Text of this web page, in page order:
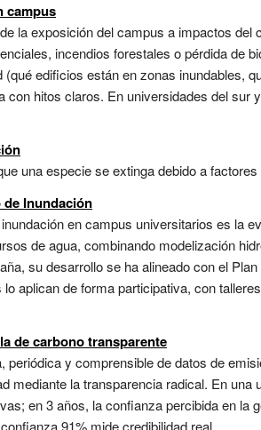
campus
la exposición del campus a impactos
incendios forestales o pérdida de
(qué edificios están en zonas inundables,
con hitos claros. En universidades del
una especie se extinga debido a
Inundación
en campus universitarios es la
de agua, combinando modelización
su desarrollo se ha alineado con el
aplican de forma participativa, con
de carbono transparente
periódica y comprensible de datos de
mediante la transparencia radical. En
en 3 años, la confianza percibida en la
91% mide credibilidad real....